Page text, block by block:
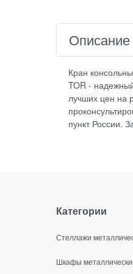
Описание
Кран
TOR -
лучших цен на
пункт России.
Категории
Стеллажи
Шкафы